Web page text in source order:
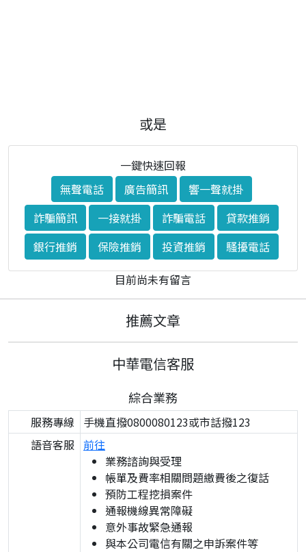
或是
一鍵快速回報
無聲電話
廣告簡訊
響一聲就掛
詐騙簡訊
一接就掛 詐騙電話
貸款推銷
銀行推銷
保險推銷 投資推銷
騷擾電話
目前尚未有留言
推薦文章
中華電信客服
綜合業務
服務專線
手機直撥0800080123或市話撥123
語音客服 前往
業務諮詢與受理
帳單及費率相關問題繳費後之復話
預防工程挖損案件
通報機線異常障礙
意外事故緊急通報
與本公司電信有關之申訴案件等